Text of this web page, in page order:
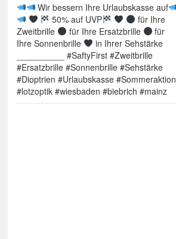
Wir bessern Ihre Urlaubskasse auf
50% auf UVP
für Ihre
Zweitbrille
für Ihre Ersatzbrille
für
Ihre Sonnenbrille
in Ihrer Sehstärke
__________ #SaftyFirst #Zweitbrille
#Ersatzbrille #Sonnenbrille #Sehstärke
#Dioptrien #Urlaubskasse #Sommeraktion
#lotzoptik #wiesbaden #biebrich #mainz